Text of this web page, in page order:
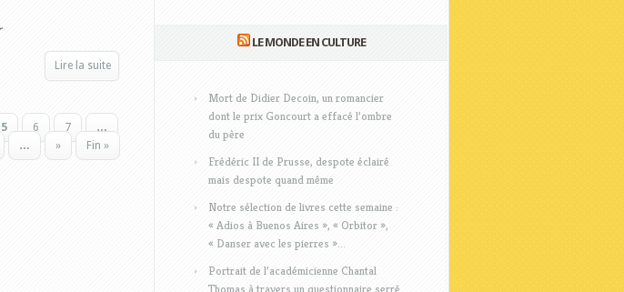
Lire la suite
5 6 7
…
… » Fin »
LE MONDE EN CULTURE
Mort de Didier Decoin, un romancier
dont le prix Goncourt a effacé l’ombre
du père
Frédéric II de Prusse, despote éclairé
mais despote quand même
Notre sélection de livres cette semaine :
« Adios à Buenos Aires », « Orbitor »,
« Danser avec les pierres »...
Portrait de l’académicienne Chantal
Thomas à travers un questionnaire serré